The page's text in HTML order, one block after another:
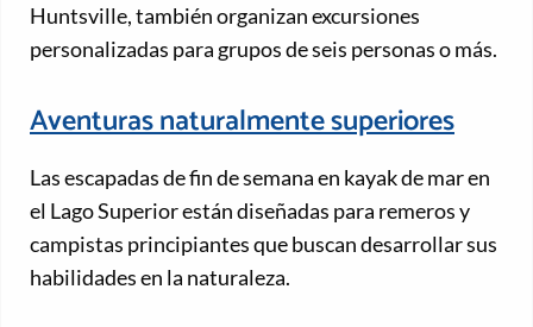
Huntsville, también organizan excursiones
personalizadas para grupos de seis personas o más.
Aventuras naturalmente superiores
Las escapadas de fin de semana en kayak de mar en
el Lago Superior están diseñadas para remeros y
campistas principiantes que buscan desarrollar sus
habilidades en la naturaleza.